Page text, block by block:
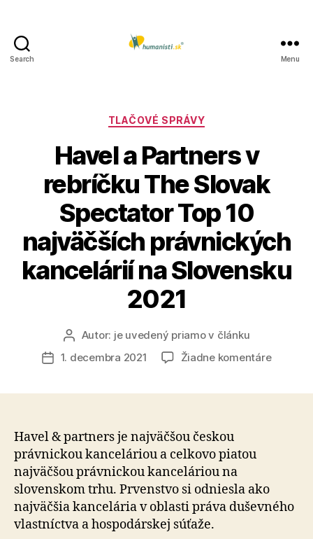
Search Menu
Kategórie
TLAČOVÉ SPRÁVY
Havel a Partners v
rebríčku The Slovak
Spectator Top 10
najväčších právnických
kancelárií na Slovensku
2021
Autor
článku
Autor: je uvedený priamo v článku
Dátum
1. decembra 2021 Žiadne komentárena
10
Havel & partners je najväčšou českou
právnickou kanceláriou a celkovo piatou
najväčšou právnickou kanceláriou na
slovenskom trhu. Prvenstvo si odniesla ako
najväčšia kancelária v oblasti práva duševného
vlastníctva a hospodárskej súťaže.